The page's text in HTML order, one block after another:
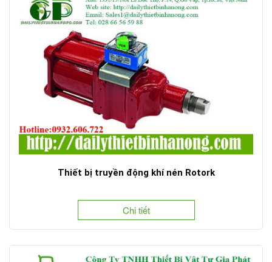
Thiết bị truyền động khí nén Rotork
Chi tiết